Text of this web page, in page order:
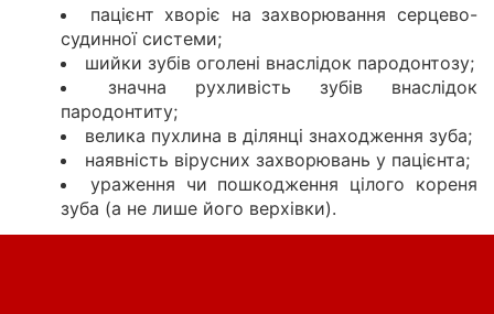
пацієнт хворіє на захворювання серцево-
судинної системи;
шийки зубів оголені внаслідок пародонтозу;
значна рухливість зубів внаслідок
пародонтиту;
велика пухлина в ділянці знаходження зуба;
наявність вірусних захворювань у пацієнта;
ураження чи пошкодження цілого кореня
зуба (а не лише його верхівки).